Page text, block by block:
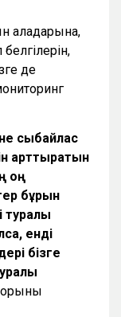
де
сыбайлас
арттыратын
оң
бұрын
туралы
енді
бізге